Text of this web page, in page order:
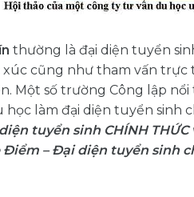
thường là đại diện tuyển
cũng như tham vấn
Một số trường Công lập
làm đại diện tuyển sinh
tuyển sinh CHÍNH
Điểm – Đại diện tuyển sinh